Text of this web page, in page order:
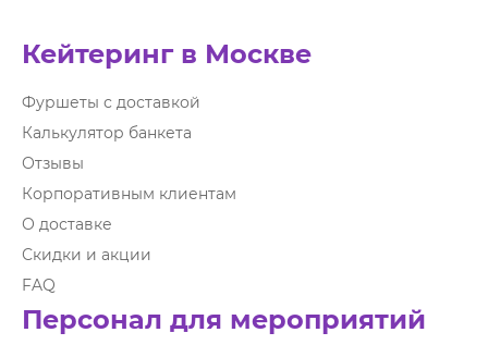
Кейтеринг в Москве
Фуршеты с доставкой
Калькулятор банкета
Отзывы
Корпоративным клиентам
О доставке
Скидки и акции
FAQ
Персонал для мероприятий